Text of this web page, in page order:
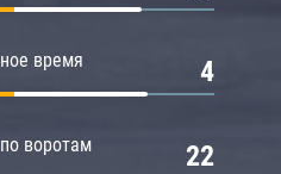
время 4
воротам 22